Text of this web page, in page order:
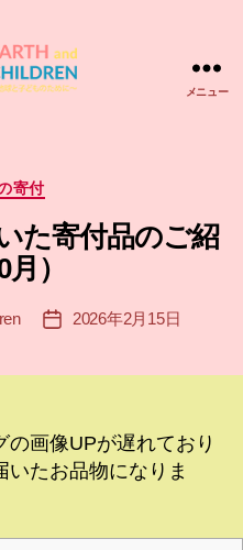
メニュー
寄付
た寄付品のご紹
）
投
2026年2月15日
の画像UPが遅れており
いたお品物になりま